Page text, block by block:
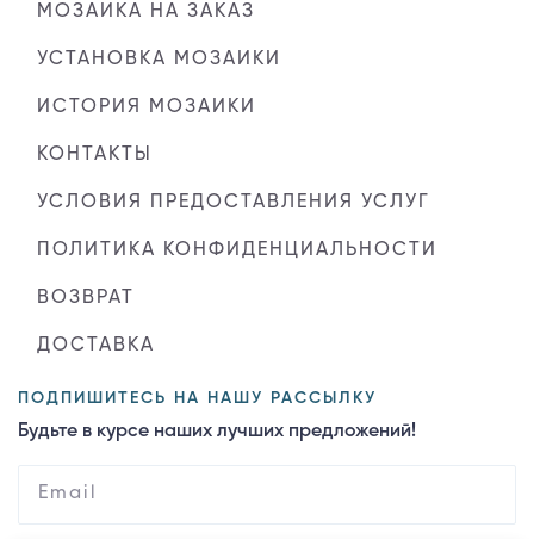
МОЗАИКА НА ЗАКАЗ
УСТАНОВКА МОЗАИКИ
ИСТОРИЯ МОЗАИКИ
КОНТАКТЫ
УСЛОВИЯ ПРЕДОСТАВЛЕНИЯ УСЛУГ
ПОЛИТИКА КОНФИДЕНЦИАЛЬНОСТИ
ВОЗВРАТ
ДОСТАВКА
ПОДПИШИТЕСЬ НА НАШУ РАССЫЛКУ
Будьте в курсе наших лучших предложений!